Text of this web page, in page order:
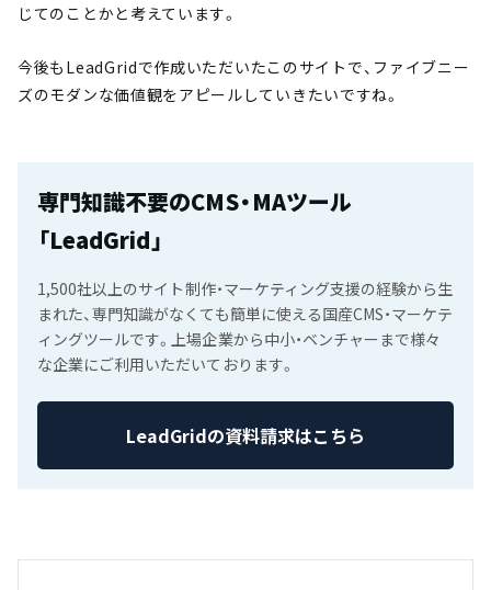
じてのことかと考えています。
今後もLeadGridで作成いただいたこのサイトで、ファイブニー
ズのモダンな価値観をアピールしていきたいですね。
専門知識不要のCMS・MAツール
「LeadGrid」
1,500社以上のサイト制作・マーケティング支援の経験から生
まれた、専門知識がなくても簡単に使える国産CMS・マーケテ
ィングツールです。上場企業から中小・ベンチャーまで様々
な企業にご利用いただいております。
LeadGridの資料請求はこちら